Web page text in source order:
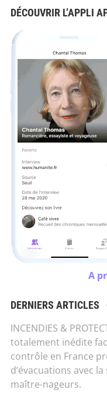
DÉCOUVRIR L’APPLI
A
DERNIERS ARTICLES
INCENDIES &
totalement inédite
contrôle en France
d’évacuations avec
maître-nageurs.